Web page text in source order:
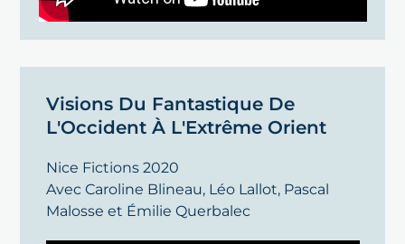
Visions Du Fantastique De
L'Occident À L'Extrême Orient
Nice Fictions 2020
Avec Caroline Blineau, Léo Lallot, Pascal
Malosse et Émilie Querbalec